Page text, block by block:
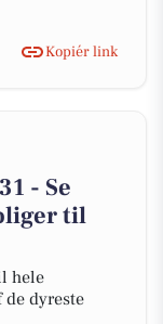
Kopiér link
- Se
til
hele
dyreste